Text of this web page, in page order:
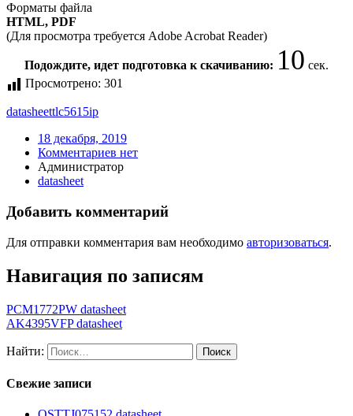
Форматы файла
HTML, PDF
(Для просмотра требуется Adobe Acrobat Reader)
Подождите, идет подготовка к скачиванию: 10 сек.
Просмотрено: 301
datasheettlc5615ip
18 декабря, 2019
Комментариев нет
Администратор
datasheet
Добавить комментарий
Для отправки комментария вам необходимо авторизоваться.
Навигация по записям
PCM1772PW datasheet
AK4395VFP datasheet
Найти:
Свежие записи